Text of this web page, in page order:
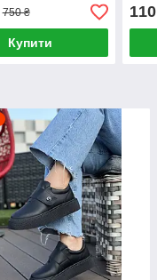
750 ₴
Купити
110